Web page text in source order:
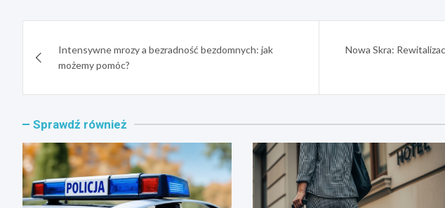
wpisuIntensywne mrozy a bezradność bezdomnych: jak
możemy pomóc?
Nowa Skra:
Sprawdź również